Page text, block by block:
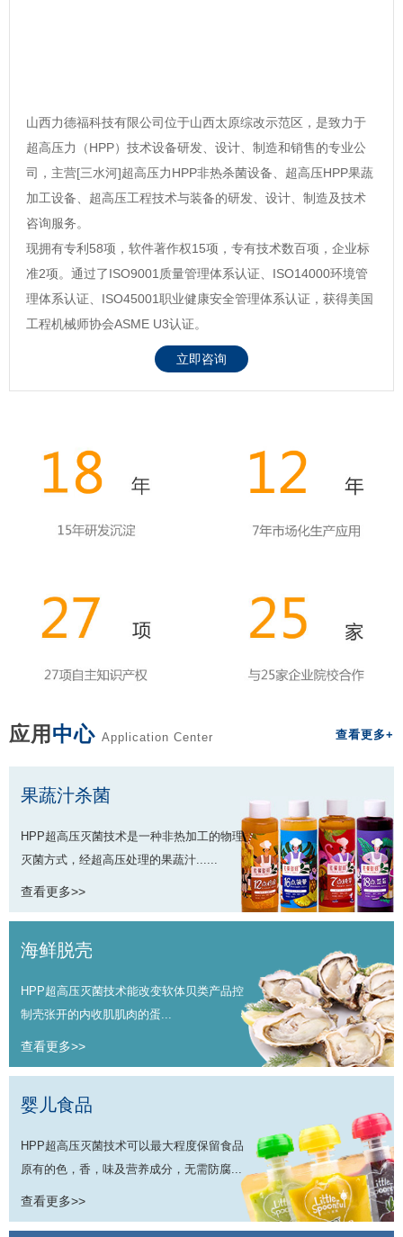
山西力德福科技有限公司位于山西太原综改示范区，是致力于
超高压力（HPP）技术设备研发、设计、制造和销售的专业公
司，主营[三水河]超高压力HPP非热杀菌设备、超高压HPP果蔬
加工设备、超高压工程技术与装备的研发、设计、制造及技术
咨询服务。
现拥有专利58项，软件著作权15项，专有技术数百项，企业标
准2项。通过了ISO9001质量管理体系认证、ISO14000环境管
理体系认证、ISO45001职业健康安全管理体系认证，获得美国
工程机械师协会ASME U3认证。
立即咨询
应用 中心 Application Center 查看更多+
果蔬汁杀菌
HPP超高压灭菌技术是一种非热加工的物理
灭菌方式，经超高压处理的果蔬汁......
查看更多>>
海鲜脱壳
HPP超高压灭菌技术能改变软体贝类产品控
制壳张开的内收肌肌肉的蛋...
查看更多>>
婴儿食品
HPP超高压灭菌技术可以最大程度保留食品
原有的色，香，味及营养成分，无需防腐...
查看更多>>